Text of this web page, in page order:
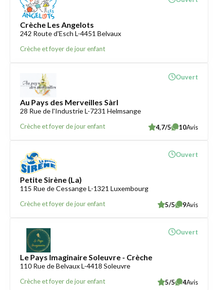
Crèche Les Angelots
242 Route d'Esch L-4451 Belvaux
Crèche et foyer de jour enfant
Au Pays des Merveilles Sàrl
28 Rue de l'Industrie L-7231 Helmsange
Crèche et foyer de jour enfant
Ouvert
4,7/5 10Avis
Petite Sirène (La)
115 Rue de Cessange L-1321 Luxembourg
Crèche et foyer de jour enfant
Ouvert
5/5 9Avis
Le Pays Imaginaire Soleuvre - Crèche
110 Rue de Belvaux L-4418 Soleuvre
Crèche et foyer de jour enfant
Ouvert
5/5 4Avis